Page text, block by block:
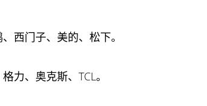
西门子、美的、松下。
力、奥克斯、TCL。